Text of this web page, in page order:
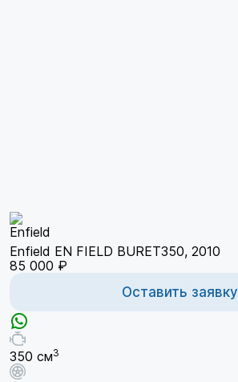
Enfield EN FIELD BURET350, 2010
85 000 ₽
Оставить заявку
350 см3